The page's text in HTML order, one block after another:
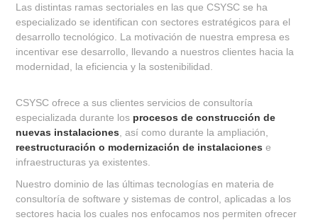
Las distintas ramas sectoriales en las que CSYSC se ha
especializado se identifican con sectores estratégicos para el
desarrollo tecnológico. La motivación de nuestra empresa es
incentivar ese desarrollo, llevando a nuestros clientes hacia la
modernidad, la eficiencia y la sostenibilidad.
CSYSC ofrece a sus clientes servicios de consultoría
especializada durante los procesos de construcción de
nuevas instalaciones , así como durante la ampliación,
reestructuración o modernización de instalaciones e
infraestructuras ya existentes.
Nuestro dominio de las últimas tecnologías en materia de
consultoría de software y sistemas de control, aplicadas a los
sectores hacia los cuales nos enfocamos nos permiten ofrecer